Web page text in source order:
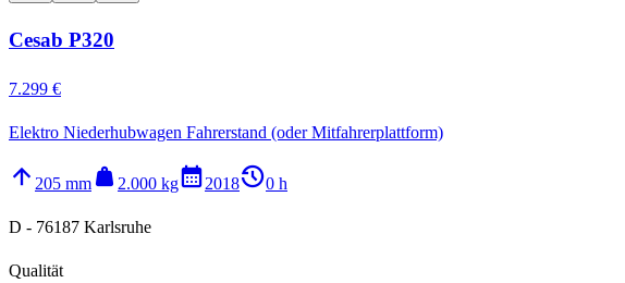
Cesab P320
7.299 €
Elektro Niederhubwagen Fahrerstand (oder Mitfahrerplattform)
arrow_upward 205 mm weight 2.000 kgcalendar_month2018history_20 h
D - 76187 Karlsruhe
Qualität